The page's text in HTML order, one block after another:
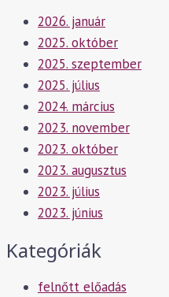
2026. január
2025. október
2025. szeptember
2025. július
2024. március
2023. november
2023. október
2023. augusztus
2023. július
2023. június
Kategóriák
felnőtt előadás